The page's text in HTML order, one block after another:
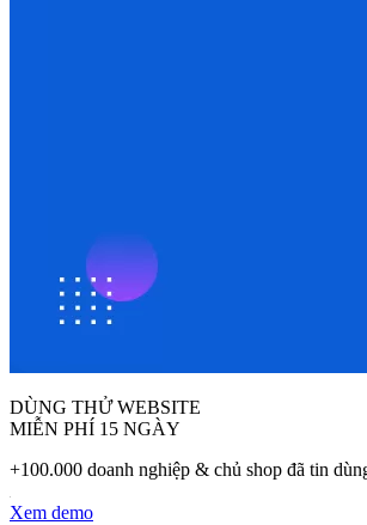
DÙNG THỬ WEBSITE
MIỄN PHÍ 15 NGÀY
+100.000 doanh nghiệp & chủ shop đã tin
Xem demo